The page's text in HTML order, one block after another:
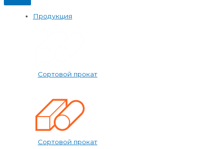
Продукция
Сортовой прокат
Сортовой прокат